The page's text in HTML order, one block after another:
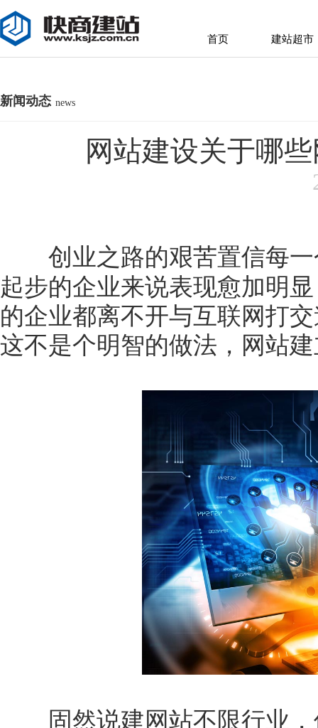
建站超市
建站超市
首页
首页
新闻动态 news
网站建设关于哪
创业之路的艰苦置信每
起步的企业来说表现愈加明
的企业都离不开与互联网打
这不是个明智的做法，网站
固然说建网站不限行业，